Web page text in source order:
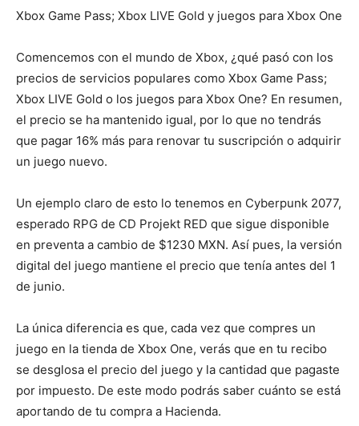
Xbox Game Pass; Xbox LIVE Gold y juegos para Xbox One
Comencemos con el mundo de Xbox, ¿qué pasó con los
precios de servicios populares como Xbox Game Pass;
Xbox LIVE Gold o los juegos para Xbox One? En resumen,
el precio se ha mantenido igual, por lo que no tendrás
que pagar 16% más para renovar tu suscripción o adquirir
un juego nuevo.
Un ejemplo claro de esto lo tenemos en Cyberpunk 2077,
esperado RPG de CD Projekt RED que sigue disponible
en preventa a cambio de $1230 MXN. Así pues, la versión
digital del juego mantiene el precio que tenía antes del 1
de junio.
La única diferencia es que, cada vez que compres un
juego en la tienda de Xbox One, verás que en tu recibo
se desglosa el precio del juego y la cantidad que pagaste
por impuesto. De este modo podrás saber cuánto se está
aportando de tu compra a Hacienda.